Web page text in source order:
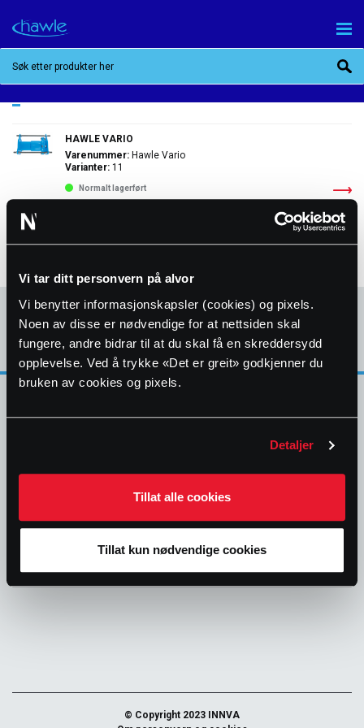
Vi tar ditt personvern på alvor
Vi benytter informasjonskapsler (cookies) og pixels.
Noen av disse er nødvendige for at nettsiden skal
fungere, andre bidrar til at du skal få en skreddersydd
opplevelse. Ved å trykke «Det er greit» godkjenner du
bruken av cookies og pixels.
Detaljer
Tillat alle cookies
Tillat kun nødvendige cookies
Vario
HAWLE VARIO
Varenummer: Hawle Vario
Varianter: 11
Normalt lagerført
© Copyright 2023 INNVA